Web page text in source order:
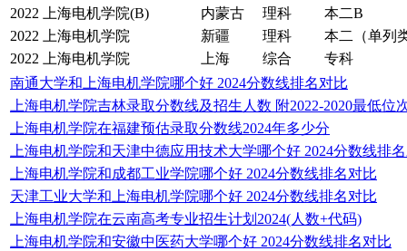
2022
上海电机学院(B) 内蒙古 理科
本二B
2022
上海电机学院 新疆 理科
本二（单列
2022
上海电机学院 上海 综合
专科
南通大学和上海电机学院哪个好 2024分数线排名对比
上海电机学院吉林录取分数线及招生人数 附2022-2020最低位
上海电机学院在福建预估录取分数线2024年多少分
上海电机学院和天津中德应用技术大学哪个好 2024分数线排
上海电机学院和成都工业学院哪个好 2024分数线排名对比
天津工业大学和上海电机学院哪个好 2024分数线排名对比
上海电机学院在云南高考专业招生计划2024(人数+代码)
上海电机学院和安徽中医药大学哪个好 2024分数线排名对比